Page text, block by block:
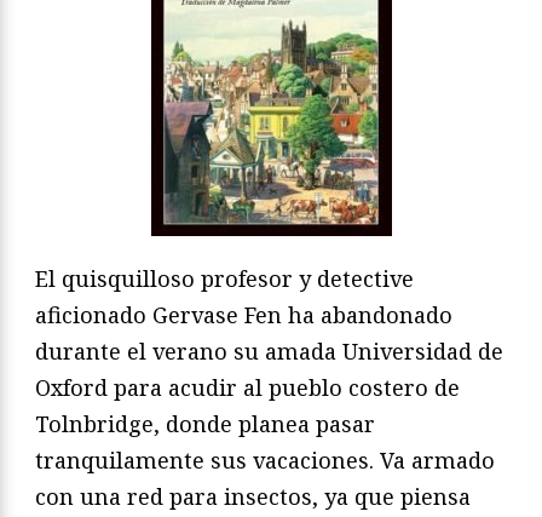
El quisquilloso profesor y detective
aficionado Gervase Fen ha abandonado
durante el verano su amada Universidad de
Oxford para acudir al pueblo costero de
Tolnbridge, donde planea pasar
tranquilamente sus vacaciones. Va armado
con una red para insectos, ya que piensa